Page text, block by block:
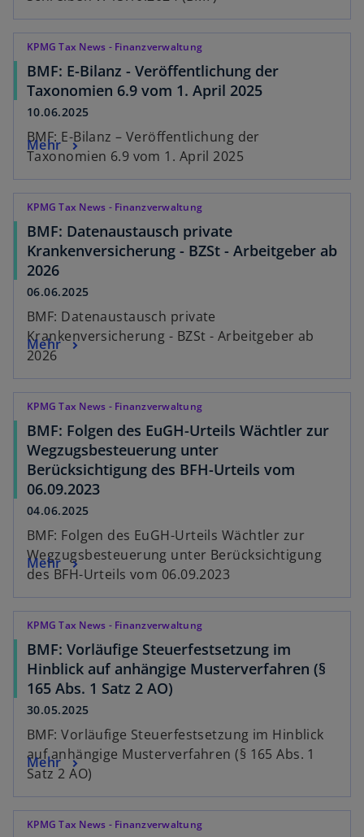
KPMG Tax News - Finanzverwaltung
BMF: E-Bilanz - Veröffentlichung der
Taxonomien 6.9 vom 1. April 2025
10.06.2025
BMF: E-Bilanz – Veröffentlichung der
Taxonomien 6.9 vom 1. April 2025
Mehr
KPMG Tax News - Finanzverwaltung
BMF: Datenaustausch private
Krankenversicherung - BZSt - Arbeitgeber ab
2026
06.06.2025
BMF: Datenaustausch private
Krankenversicherung - BZSt - Arbeitgeber ab
2026
Mehr
KPMG Tax News - Finanzverwaltung
BMF: Folgen des EuGH-Urteils Wächtler zur
Wegzugsbesteuerung unter
Berücksichtigung des BFH-Urteils vom
06.09.2023
04.06.2025
BMF: Folgen des EuGH-Urteils Wächtler zur
Wegzugsbesteuerung unter Berücksichtigung
des BFH-Urteils vom 06.09.2023
Mehr
KPMG Tax News - Finanzverwaltung
BMF: Vorläufige Steuerfestsetzung im
Hinblick auf anhängige Musterverfahren (§
165 Abs. 1 Satz 2 AO)
30.05.2025
BMF: Vorläufige Steuerfestsetzung im Hinblick
auf anhängige Musterverfahren (§ 165 Abs. 1
Satz 2 AO)
Mehr
KPMG Tax News - Finanzverwaltung